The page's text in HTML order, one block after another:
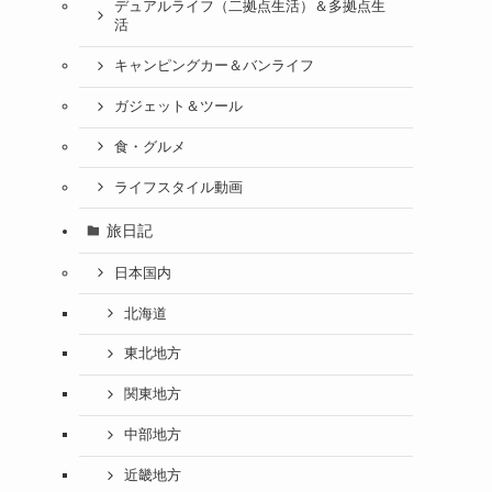
デュアルライフ（二拠点生活）＆多拠点生
活
キャンピングカー＆バンライフ
ガジェット＆ツール
食・グルメ
ライフスタイル動画
旅日記
日本国内
北海道
東北地方
関東地方
中部地方
近畿地方